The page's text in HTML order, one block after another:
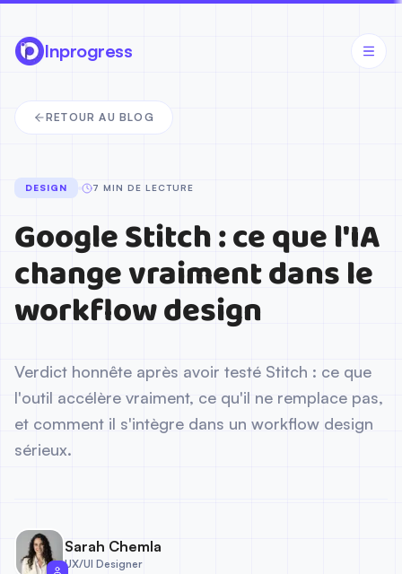
DesignInprogress
RETOUR AU BLOG
DESIGN 7 MIN DE LECTURE
Google Stitch : ce que l'IA
change vraiment dans le
workflow design
Verdict honnête après avoir testé Stitch : ce que
l'outil accélère vraiment, ce qu'il ne remplace pas,
et comment il s'intègre dans un workflow design
sérieux.
Sarah Chemla
UX/UI Designer